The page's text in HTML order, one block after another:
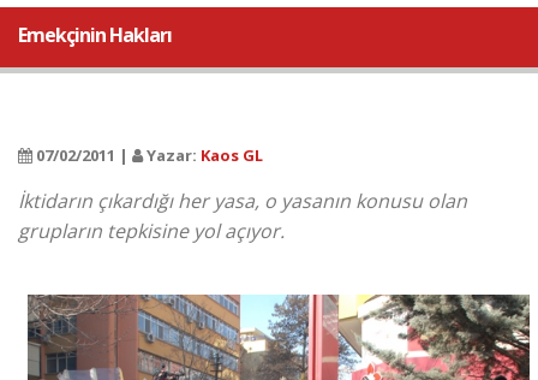
Emekçinin Hakları
07/02/2011 | Yazar: Kaos GL
İktidarın çıkardığı her yasa, o yasanın konusu olan
grupların tepkisine yol açıyor.